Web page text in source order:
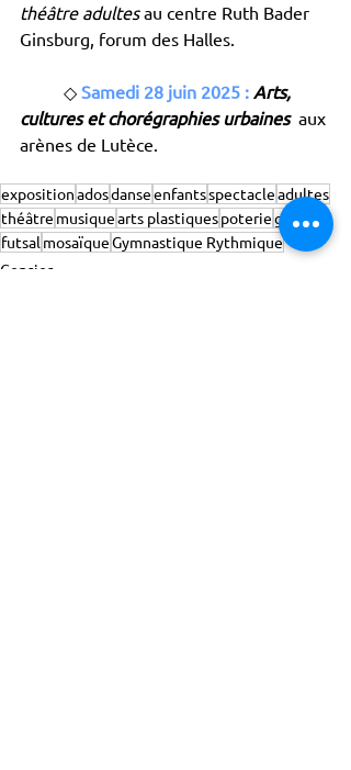
théâtre adultes au centre Ruth Bader
Ginsburg, forum des Halles.
	◇
Samedi 28 juin 2025 : Arts,
cultures et chorégraphies urbaines aux
arènes de Lutèce.
expositionadosdanseenfantsspectacleadultes
théâtre musiquearts plastiquespoteriegraffiti
futsal mosaïqueGymnastique Rythmique
Censier